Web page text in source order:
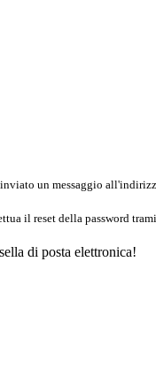
un messaggio
il reset della password
di posta elettronica!